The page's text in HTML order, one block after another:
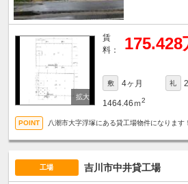
賃
料：
175.428
敷 4ヶ月 礼
1464.46ｍ2
八潮市大字浮塚にある貸工場物件になります！
工場 吉川市中井貸工場